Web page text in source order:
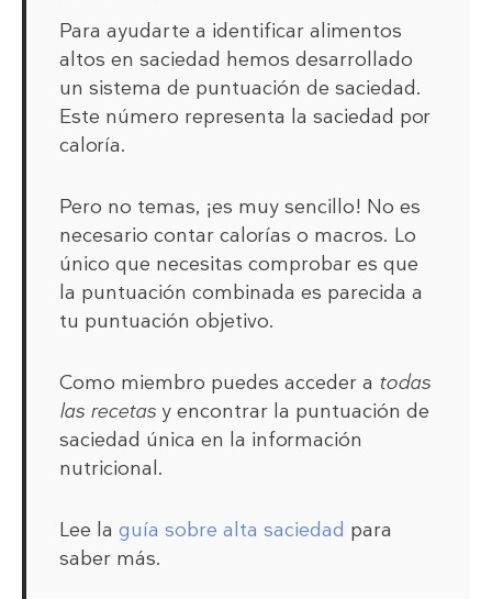
Para ayudarte a identificar alimentos
altos en saciedad hemos desarrollado
un sistema de puntuación de saciedad.
Este número representa la saciedad por
caloría.
Pero no temas, ¡es muy sencillo! No es
necesario contar calorías o macros. Lo
único que necesitas comprobar es que
la puntuación combinada es parecida a
tu puntuación objetivo.
Como miembro puedes acceder a todas
las recetas y encontrar la puntuación de
saciedad única en la información
nutricional.
Lee la guía sobre alta saciedad para
saber más.